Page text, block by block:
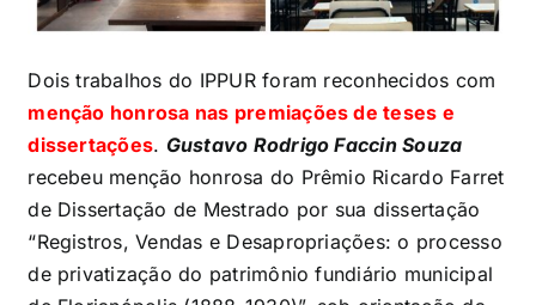
Dois trabalhos do IPPUR foram reconhecidos com
menção honrosa nas premiações de teses e
dissertações. Gustavo Rodrigo Faccin Souza
recebeu menção honrosa do Prêmio Ricardo Farret
de Dissertação de Mestrado por sua dissertação
“Registros, Vendas e Desapropriações: o processo
de privatização do patrimônio fundiário municipal